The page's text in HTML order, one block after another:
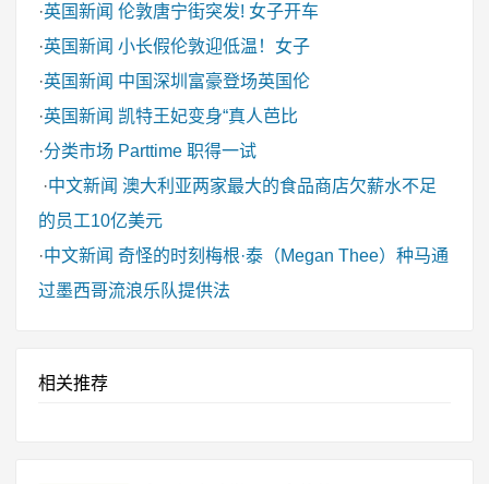
·英国新闻 伦敦唐宁街突发! 女子开车
·英国新闻 小长假伦敦迎低温！女子
·英国新闻 中国深圳富豪登场英国伦
·英国新闻 凯特王妃变身“真人芭比
·分类市场 Parttime 职得一试
·中文新闻 澳大利亚两家最大的食品商店欠薪水不足
的员工10亿美元
·中文新闻 奇怪的时刻梅根·泰（Megan Thee）种马通
过墨西哥流浪乐队提供法
相关推荐